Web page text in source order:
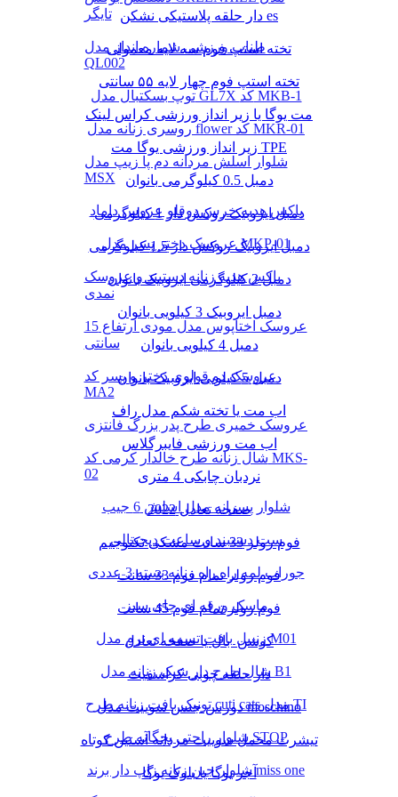
تایگر
طناب ورزشی شماره انداز مدل
QL002
توپ بسکتبال مدل GL7X کد MKB-1
روسری زنانه مدل flower کد MKR-01
شلوار اسلش مردانه دم پا زیپ مدل
MSX
باکس هدیه خرس دوقلو عروس داماد
عروسک دختر پسر مدل MKP-01
باکس هدیه زنانه دستبند و عروسک
نمدی
عروسک اختاپوس مدل مودی ارتفاع 15
سانتی
عروسک دو قولوی دختر و پسر کد
MA2
عروسک خمیری طرح پدر بزرگ فانتزی
شال زنانه طرح خالدار کرمی کد MKS-
02
شلوار پسرانه مدل اسلش 6 جیب
ست دستبند و ساعت دیجیتالی
جوراب لمه راه راه زنانه بسته 3 عددی
ماسک ورقه ای چای سبز
زنبیل بافت تسمه ای نرم مدل M01
شال طرح دار شیک زنانه مدل B1
تونیک بافت زنانه طرح cuti cats مدل TI
شلوار راحتی بچگانه طرح STOP
شلوار جین زنانه زاپ دار برند miss one
دار حلقه پلاستیکی نشکن es
تخته استپ فوم سه لایه معمولی
تخته استپ فوم چهار لایه ۵۵ سانتی
مت یوگا یا زیر انداز ورزشی کراس لینک
زیر انداز ورزشی یوگا مت TPE
دمبل 0.5 کیلوگرمی بانوان
دمبل ایروبیک روکش‌ دار 1 کیلوگرمی
دمبل ایروبیک روکش‌ دار 1.5 کیلوگرمی
دمبل 2 کیلوگرمی ایروبیک بانوان
دمبل ایروبیک 3 کیلویی بانوان
دمبل 4 کیلویی بانوان
دمبل 5 کیلویی ایروبیک بانوان
اب مت یا تخته شکم مدل راف
اب مت ورزشی فایبرگلاس
نردبان چابکی 4 متری
صفحه تعادل 2022
فوم رولر 33 سانت مشکی تکنوجیم
فوم رولر تمام فوم 33 سانت
فوم رولر تمام فوم 45 سانت
کوشن بال یا صفحه تعادل
دار حلقه چوبی کراسفیت
دورس جنس سوییت مدل moschino
تیشرت مخمل سوییت مردانه آستین کوتاه
آجر یوگا یا بلوک یوگا